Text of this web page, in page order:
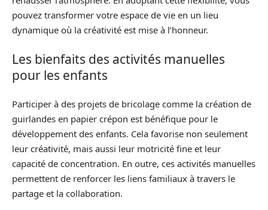
pouvez transformer votre espace de vie en un lieu
dynamique où la créativité est mise à l’honneur.
Les bienfaits des activités manuelles
pour les enfants
Participer à des projets de bricolage comme la création de
guirlandes en papier crépon est bénéfique pour le
développement des enfants. Cela favorise non seulement
leur créativité, mais aussi leur motricité fine et leur
capacité de concentration. En outre, ces activités manuelles
permettent de renforcer les liens familiaux à travers le
partage et la collaboration.